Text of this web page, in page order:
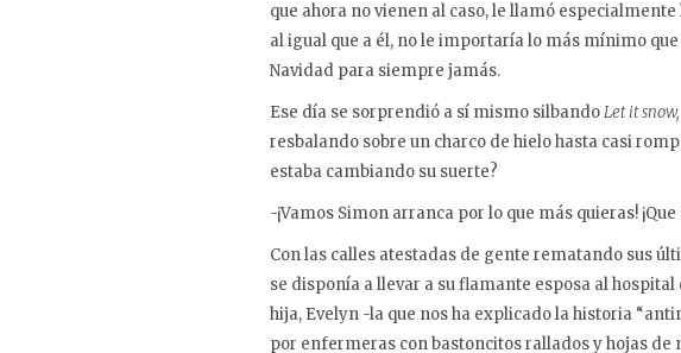
que ahora no vienen al caso, le llamó
al igual que a él, no le importaría lo más mínimo
Navidad para siempre jamás.
Ese día se sorprendió a sí mismo silbandoLet it
resbalando sobre un charco de hielo hasta casi
estaba cambiando su suerte?
-¡Vamos Simon arranca por lo que más quieras!
Con las calles atestadas de gente rematando sus
se disponía a llevar a su flamante esposa al
hija, Evelyn -la que nos ha explicado la historia
por enfermeras con bastoncitos rallados y hojas